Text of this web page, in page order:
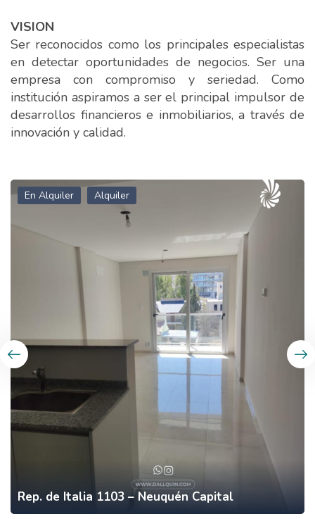
VISION
Ser reconocidos como los principales especialistas
en detectar oportunidades de negocios. Ser una
empresa con compromiso y seriedad. Como
institución aspiramos a ser el principal impulsor de
desarrollos financieros e inmobiliarios, a través de
innovación y calidad.
En Alquiler Alquiler
Rep. de Italia 1103 – Neuquén Capital